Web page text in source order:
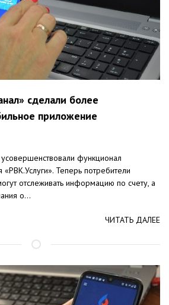
сделали более
приложение
функционал
Теперь потребители
отслеживать информацию по счету, а
о...
ЧИТАТЬ ДАЛЕЕ